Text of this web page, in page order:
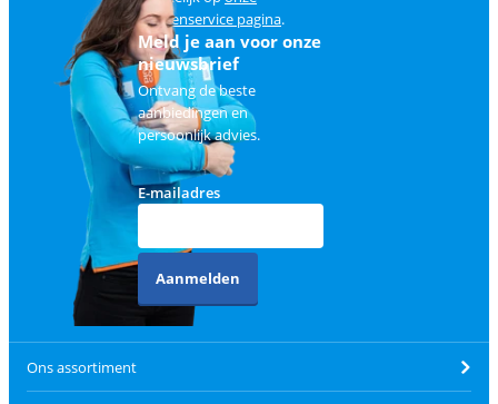
klantenservice pagina.
Meld je aan voor onze
nieuwsbrief
Ontvang de beste
aanbiedingen en
persoonlijk advies.
E-mailadres
Aanmelden
Ons assortiment